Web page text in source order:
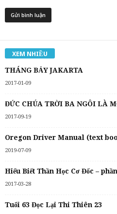
XEM NHIỀU
THÁNG BẢY JAKARTA
2017-01-09
ĐỨC CHÚA TRỜI BA NGÔI LÀ
2017-09-19
Oregon Driver Manual (text
2019-07-09
Hiểu Biết Thần Học Cơ Đốc –
2017-03-28
Tuổi 63 Đọc Lại Thi Thiên 23